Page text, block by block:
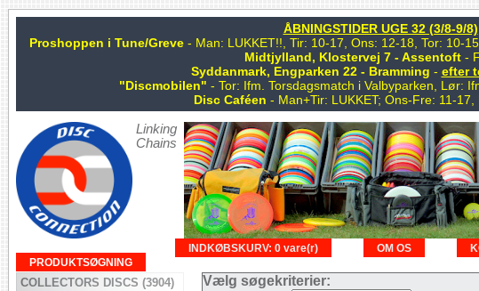
ÅBNINGSTIDER UGE 32 (3/8-9/8)
Proshoppen i Tune/Greve - Man: LUKKET!!, Tir: 10-17, Ons: 12-18, Tor: 10-
Midtjylland, Klostervej 7 - Assentoft -
Syddanmark, Engparken 22 - Bramming - efter
"Discmobilen" - Tor: Ifm. Torsdagsmatch i Valbyparken, Lør:
Disc Caféen - Man+Tir: LUKKET; Ons-Fre: 11-
Linking
Chains
OM OS
INDKØBSKURV: 0 vare(r)
PRODUKTSØGNING
COLLECTORS DISCS (3904) Vælg søgekriterier: